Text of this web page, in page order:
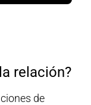
relación?
de